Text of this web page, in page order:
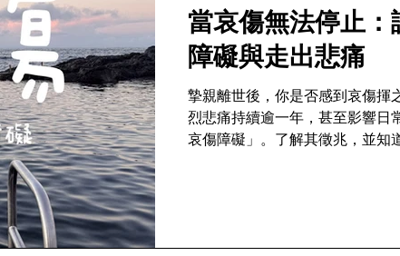
當哀傷無法停止
障礙與走出悲痛
摯親離世後，你是否感到哀傷揮
烈悲痛持續逾一年，甚至影響日
哀傷障礙」。了解其徵兆，並知